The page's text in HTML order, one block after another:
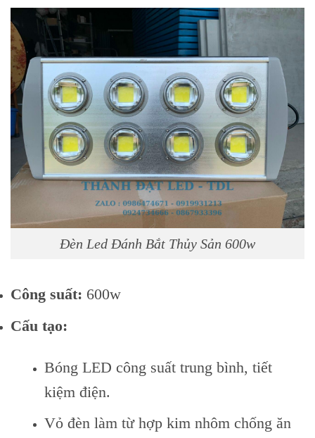
Đèn Led Đánh Bắt Thủy Sản 600w
Công suất: 600w
Cấu tạo:
Bóng LED công suất trung bình, tiết
kiệm điện.
Vỏ đèn làm từ hợp kim nhôm chống ăn